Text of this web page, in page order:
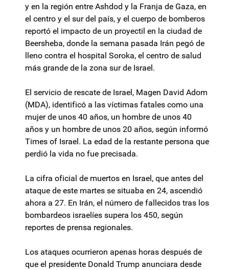
y en la región entre Ashdod y la Franja de Gaza, en
el centro y el sur del país, y el cuerpo de bomberos
reportó el impacto de un proyectil en la ciudad de
Beersheba, donde la semana pasada Irán pegó de
lleno contra el hospital Soroka, el centro de salud
más grande de la zona sur de Israel.
El servicio de rescate de Israel, Magen David Adom
(MDA), identificó a las víctimas fatales como una
mujer de unos 40 años, un hombre de unos 40
años y un hombre de unos 20 años, según informó
Times of Israel. La edad de la restante persona que
perdió la vida no fue precisada.
La cifra oficial de muertos en Israel, que antes del
ataque de este martes se situaba en 24, ascendió
ahora a 27. En Irán, el número de fallecidos tras los
bombardeos israelíes supera los 450, según
reportes de prensa regionales.
Los ataques ocurrieron apenas horas después de
que el presidente Donald Trump anunciara desde